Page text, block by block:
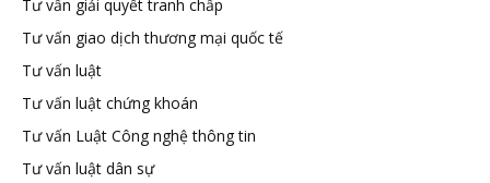
Tư vấn giải quyết tranh chấp
Tư vấn giao dịch thương mại quốc tế
Tư vấn luật
Tư vấn luật chứng khoán
Tư vấn Luật Công nghệ thông tin
Tư vấn luật dân sự